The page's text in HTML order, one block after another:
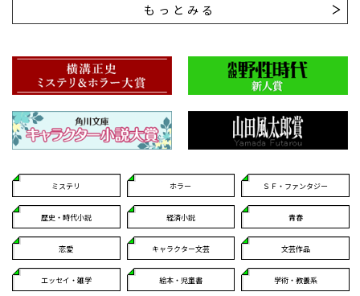
もっとみる
ミステリ ホラー ＳＦ・ファンタジー
歴史・時代小説 経済小説 青春
恋愛 キャラクター文芸 文芸作品
エッセイ・雑学 絵本・児童書 学術・教養系